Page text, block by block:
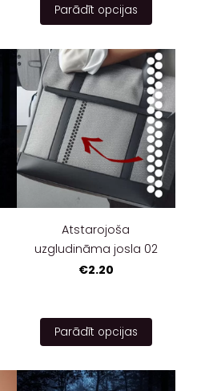
Parādīt opcijas
Atstarojoša
uzgludināma josla 02
€2.20
Parādīt opcijas